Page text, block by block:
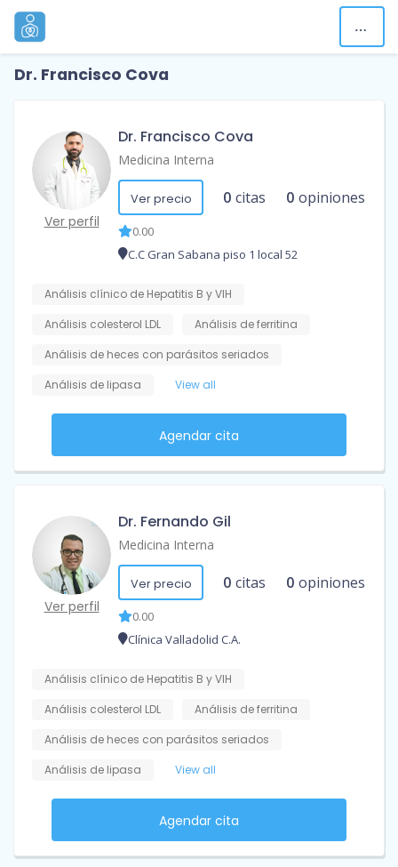
Dr. Francisco Cova
Ver perfil
Dr. Francisco Cova
Medicina Interna
Ver precio 0 citas 0 opiniones
0.00
C.C Gran Sabana piso 1 local 52
Análisis clínico de Hepatitis B y VIH
Análisis colesterol LDL
Análisis de ferritina
Análisis de heces con parásitos seriados
Análisis de lipasa
View all
Agendar cita
Ver perfil
Dr. Fernando Gil
Medicina Interna
Ver precio 0 citas 0 opiniones
0.00
Clínica Valladolid C.A.
Análisis clínico de Hepatitis B y VIH
Análisis colesterol LDL
Análisis de ferritina
Análisis de heces con parásitos seriados
Análisis de lipasa
View all
Agendar cita